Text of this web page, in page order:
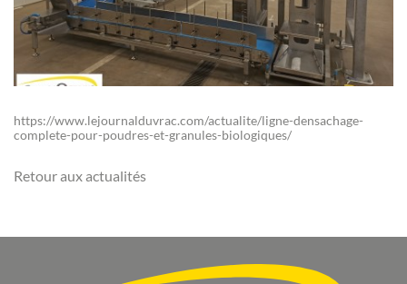
https://www.lejournalduvrac.com/actualite/ligne-densachage-
complete-pour-poudres-et-granules-biologiques/
Retour aux actualités